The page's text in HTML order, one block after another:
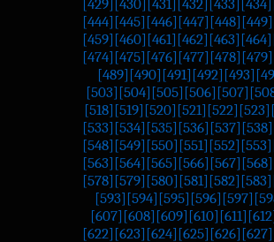
[429] [430] [431] [432] [433] [434]
[444] [445] [446] [447] [448] [449]
[459] [460] [461] [462] [463] [464]
[474] [475] [476] [477] [478] [479]
[489] [490] [491] [492] [493]
[503] [504] [505] [506] [507]
[518] [519] [520] [521] [522] [523]
[533] [534] [535] [536] [537] [538]
[548] [549] [550] [551] [552] [553]
[563] [564] [565] [566] [567] [568]
[578] [579] [580] [581] [582] [583]
[593] [594] [595] [596] [597]
[607] [608] [609] [610] [611]
[622] [623] [624] [625] [626] [627]